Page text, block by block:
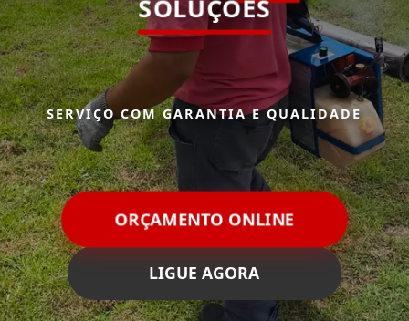
SOLUÇÕES
SERVIÇO COM GARANTIA E QUALIDADE
ORÇAMENTO ONLINE
LIGUE AGORA